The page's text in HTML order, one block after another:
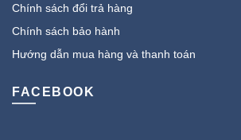
Chính sách đổi trả hàng
Chính sách bảo hành
Hướng dẫn mua hàng và thanh toán
FACEBOOK